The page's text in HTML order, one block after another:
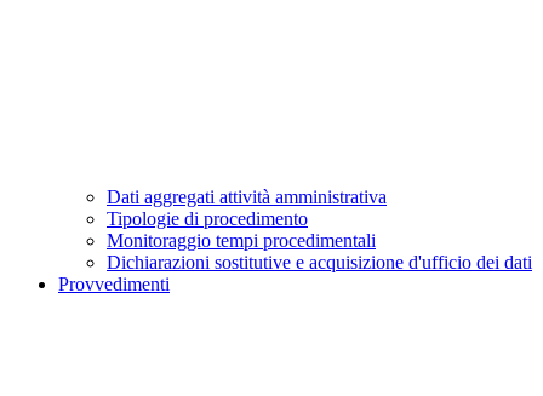
Dati aggregati attività amministrativa
Tipologie di procedimento
Monitoraggio tempi procedimentali
Dichiarazioni sostitutive e acquisizione d'ufficio dei dati
Provvedimenti